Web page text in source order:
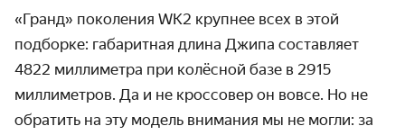
«Гранд» поколения WK2 крупнее всех в этой
подборке: габаритная длина Джипа составляет
4822 миллиметра при колёсной базе в 2915
миллиметров. Да и не кроссовер он вовсе. Но не
обратить на эту модель внимания мы не могли: за